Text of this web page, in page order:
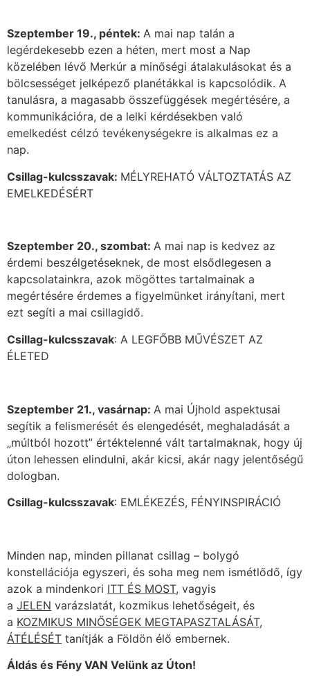
Szeptember 19., péntek: A mai nap talán a
legérdekesebb ezen a héten, mert most a Nap
közelében lévő Merkúr a minőségi átalakulásokat és a
bölcsességet jelképező planétákkal is kapcsolódik. A
tanulásra, a magasabb összefüggések megértésére, a
kommunikációra, de a lelki kérdésekben való
emelkedést célzó tevékenységekre is alkalmas ez a
nap.
Csillag-kulcsszavak: MÉLYREHATÓ VÁLTOZTATÁS AZ
EMELKEDÉSÉRT
Szeptember 20., szombat: A mai nap is kedvez az
érdemi beszélgetéseknek, de most elsődlegesen a
kapcsolatainkra, azok mögöttes tartalmainak a
megértésére érdemes a figyelmünket irányítani, mert
ezt segíti a mai csillagidő.
Csillag-kulcsszavak: A LEGFŐBB MŰVÉSZET AZ
ÉLETED
Szeptember 21., vasárnap: A mai Újhold aspektusai
segítik a felismerését és elengedését, meghaladását a
„múltból hozott” értéktelenné vált tartalmaknak, hogy új
úton lehessen elindulni, akár kicsi, akár nagy jelentőségű
dologban.
Csillag-kulcsszavak: EMLÉKEZÉS, FÉNYINSPIRÁCIÓ
Minden nap, minden pillanat csillag – bolygó
konstellációja egyszeri, és soha meg nem ismétlődő, így
azok a mindenkori ITT ÉS MOST, vagyis
a JELEN varázslatát, kozmikus lehetőségeit, és
a KOZMIKUS MINŐSÉGEK MEGTAPASZTALÁSÁT,
ÁTÉLÉSÉT tanítják a Földön élő embernek.
Áldás és Fény VAN Velünk az Úton!